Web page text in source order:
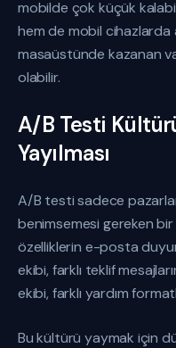
mobilde çok küçük
hem de mobil cihazlarda
masaüstünde kazanan
olabilir.
A/B Testi
Yayılması
A/B testi sadece
benimsemesi gereken
özelliklerin e-posta
ekibi, farklı teklif
ekibi, farklı yardım
Bu kültürü yaymak için